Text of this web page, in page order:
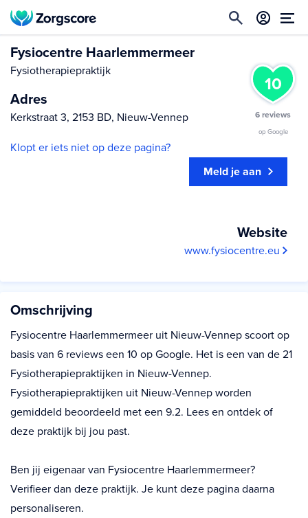
10
6 reviews
op Google
Fysiocentre Haarlemmermeer
Fysiotherapiepraktijk
Adres
Kerkstraat 3, 2153 BD, Nieuw-Vennep
Klopt er iets niet op deze pagina?
Meld je aan
Website
www.fysiocentre.eu
Omschrijving
Fysiocentre Haarlemmermeer uit Nieuw-Vennep scoort op
basis van 6 reviews een 10 op Google. Het is een van de 21
Fysiotherapiepraktijken in Nieuw-Vennep.
Fysiotherapiepraktijken uit Nieuw-Vennep worden
gemiddeld beoordeeld met een 9.2. Lees en ontdek of
deze praktijk bij jou past.
Ben jij eigenaar van Fysiocentre Haarlemmermeer?
Verifieer dan deze praktijk. Je kunt deze pagina daarna
personaliseren.